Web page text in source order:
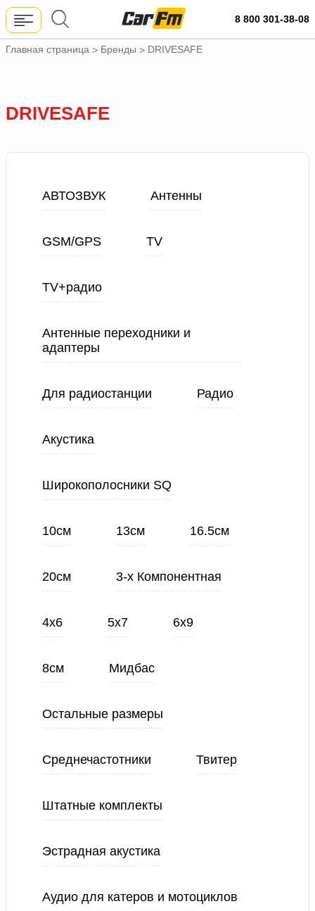
8 800 301-38-08
Главная страница > Бренды > DRIVESAFE
DRIVESAFE
АВТОЗВУК Антенны
GSM/GPS TV
TV+радио
Антенные переходники и
адаптеры
Для радиостанции Радио
Акустика
Широкополосники SQ
10см 13см 16.5см
20см 3-х Компонентная
4х6 5х7 6х9
8см Мидбас
Остальные размеры
Среднечастотники Твитер
Штатные комплекты
Эстрадная акустика
Аудио для катеров и мотоциклов